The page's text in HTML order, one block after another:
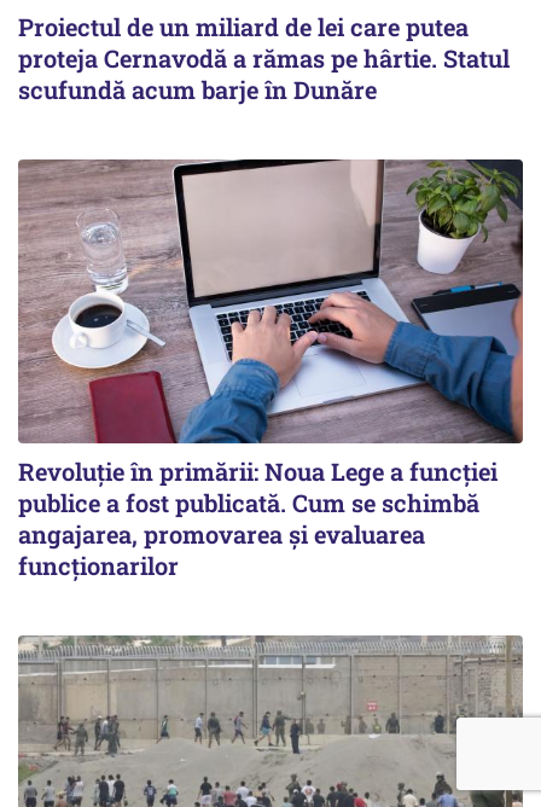
Proiectul de un miliard de lei care putea
proteja Cernavodă a rămas pe hârtie. Statul
scufundă acum barje în Dunăre
Revoluție în primării: Noua Lege a funcției
publice a fost publicată. Cum se schimbă
angajarea, promovarea și evaluarea
funcționarilor